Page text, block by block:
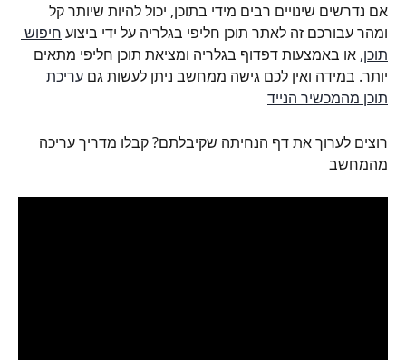
אם נדרשים שינויים רבים מידי בתוכן, יכול להיות שיותר קל
ומהר עבורכם זה לאתר תוכן חליפי בגלריה על ידי ביצוע חיפוש
תוכן, או באמצעות דפדוף בגלריה ומציאת תוכן חליפי מתאים
יותר. במידה ואין לכם גישה ממחשב ניתן לעשות גם עריכת
תוכן מהמכשיר הנייד
רוצים לערוך את דף הנחיתה שקיבלתם? קבלו מדריך עריכה
מהמחשב